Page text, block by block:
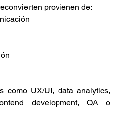
provienen de:
como UX/UI, data analytics,
development, QA o